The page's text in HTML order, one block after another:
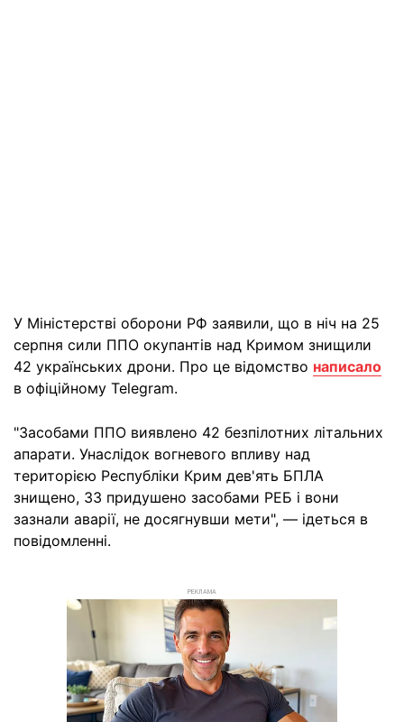
У Міністерстві оборони РФ заявили, що в ніч на 25
серпня сили ППО окупантів над Кримом знищили
42 українських дрони. Про це відомство написало
в офіційному Telegram.
"Засобами ППО виявлено 42 безпілотних літальних
апарати. Унаслідок вогневого впливу над
територією Республіки Крим дев'ять БПЛА
знищено, 33 придушено засобами РЕБ і вони
зазнали аварії, не досягнувши мети", — ідеться в
повідомленні.
РЕКЛАМА